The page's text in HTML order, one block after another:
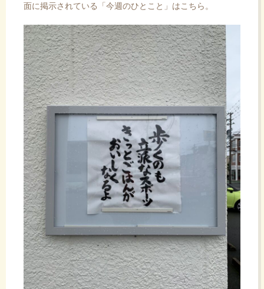
面に掲示されている「今週のひとこと」はこちら。